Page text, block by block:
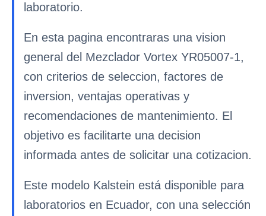
laboratorio.
En esta pagina encontraras una vision
general del Mezclador Vortex YR05007-1,
con criterios de seleccion, factores de
inversion, ventajas operativas y
recomendaciones de mantenimiento. El
objetivo es facilitarte una decision
informada antes de solicitar una cotizacion.
Este modelo Kalstein está disponible para
laboratorios en Ecuador, con una selección